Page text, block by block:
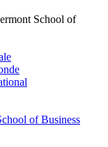
School of
of Business